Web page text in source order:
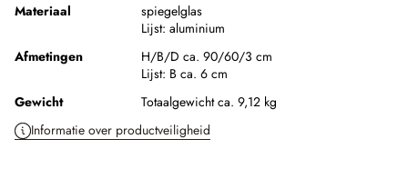
Materiaal
spiegelglas
Lijst: aluminium
Afmetingen
H/B/D ca. 90/60/3 cm
Lijst: B ca. 6 cm
Gewicht
Totaalgewicht ca. 9,12 kg
Informatie over productveiligheid